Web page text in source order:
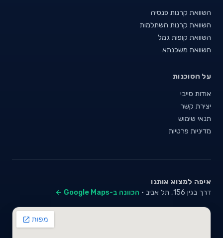
השוואת קרנות פנסיה
השוואת קרנות השתלמות
השוואת קופות גמל
השוואת משכנתא
על הסוכנות
אודות סייבי
יצירת קשר
תנאי שימוש
מדיניות פרטיות
איפה למצוא אותנו
דרך בגין 156, תל אביב · הכוונה ב-Google Maps ←